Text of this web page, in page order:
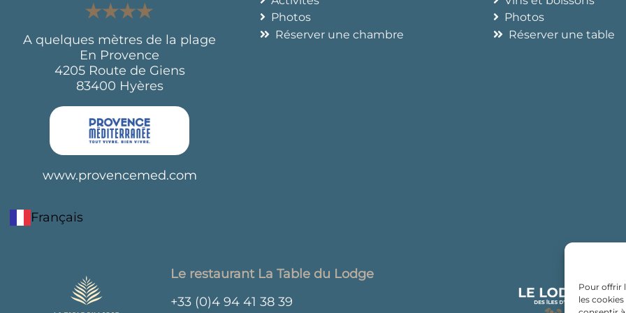
Pour offrir
les
A quelques mètres de la plage
En Provence
4205 Route de Giens
83400 Hyères
www.provencemed.com
Photos
Réserver une chambre
Photos
Réserver une table
Français
Le restaurant La Table du Lodge
+33 (0)4 94 41 38 39